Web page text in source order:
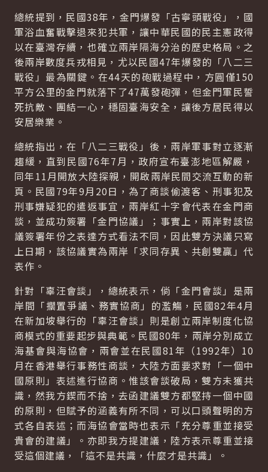
總統提到，民國38年，金門爆發「古寧頭戰役」，國
軍浴血奮戰擊退來犯共軍，讓中華民國的民主憲政得
以在臺灣存續，也確立兩岸隔海分治的歷史格局。之
後兩岸數度兵戎相見，尤以民國47年爆發的「八二三
戰役」最為關鍵。在44天的砲戰過程中，方圓僅150
平方公里的金門就落下了47萬發砲彈，但金門軍民誓
死抗敵、團結一心，穩固臺海安全，讓後方居民得以
安居樂業。
總統指出，在「八二三戰役」後，兩岸軍事對立逐漸
趨緩，直到民國76年7月，政府宣布臺澎地區解嚴，
同年11月開放大陸探親，開啟兩岸民間交流互動的新
頁。民國79年9月20日，為了商談偷渡客、刑事犯及
刑事嫌疑犯的遣返事宜，兩岸紅十字會代表在金門商
談，並成功簽署「金門協議」；事實上，兩岸對該協
議簽署年份之表達方式看法不同，因此雙方決議只寫
上日期，該協議實為兩岸「求同存異、共創雙贏」代
表作。
針對「辜汪會談」，總統表示，倘「金門會談」是兩
岸間「擱置爭議、務實協商」的濫觴，民國82年4月
在新加坡舉行的「辜汪會談」則是創立兩岸制度化協
商模式的重要起步與典範。民國80年，兩岸分別成立
海基會與海協會，兩會並在民國81年（1992年）10
月在香港舉行事務性商談，大陸方面要求對「一個中
國原則」表述進行協商。惟該會談破局，雙方未獲共
識，然我方鍥而不捨，去函建議雙方都堅持一個中國
的原則，但賦予的涵義有所不同，可以口頭聲明的方
式各自表述；而海協會當時也表示「充分尊重並接受
貴會的建議」。亦即我方提建議，陸方表示尊重並接
受這個建議，「這不是共識，什麼才是共識」。